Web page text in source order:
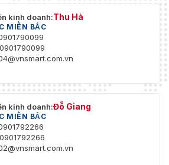
kinh doanh:Thu Hà
MIỀN BẮC
kinh doanh:Đỗ Giang
MIỀN BẮC